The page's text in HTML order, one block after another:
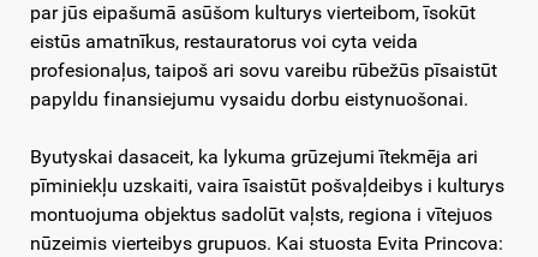
par jūs eipašumā asūšom kulturys vierteibom, īsokūt
eistūs amatnīkus, restauratorus voi cyta veida
profesionaļus, taipoš ari sovu vareibu rūbežūs pīsaistūt
papyldu finansiejumu vysaidu dorbu eistynuošonai.
Byutyskai dasaceit, ka lykuma grūzejumi ītekmēja ari
pīminiekļu uzskaiti, vaira īsaistūt pošvaļdeibys i kulturys
montuojuma objektus sadolūt vaļsts, regiona i vītejuos
nūzeimis vierteibys grupuos. Kai stuosta Evita Princova: